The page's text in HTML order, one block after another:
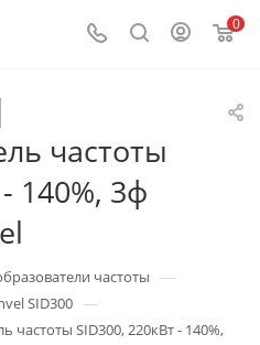
0
частоты
140%, 3ф
частоты —
SID300 —
частоты SID300, 220кВт - 140%,